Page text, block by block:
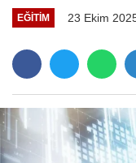
EĞITIM 23 Ekim